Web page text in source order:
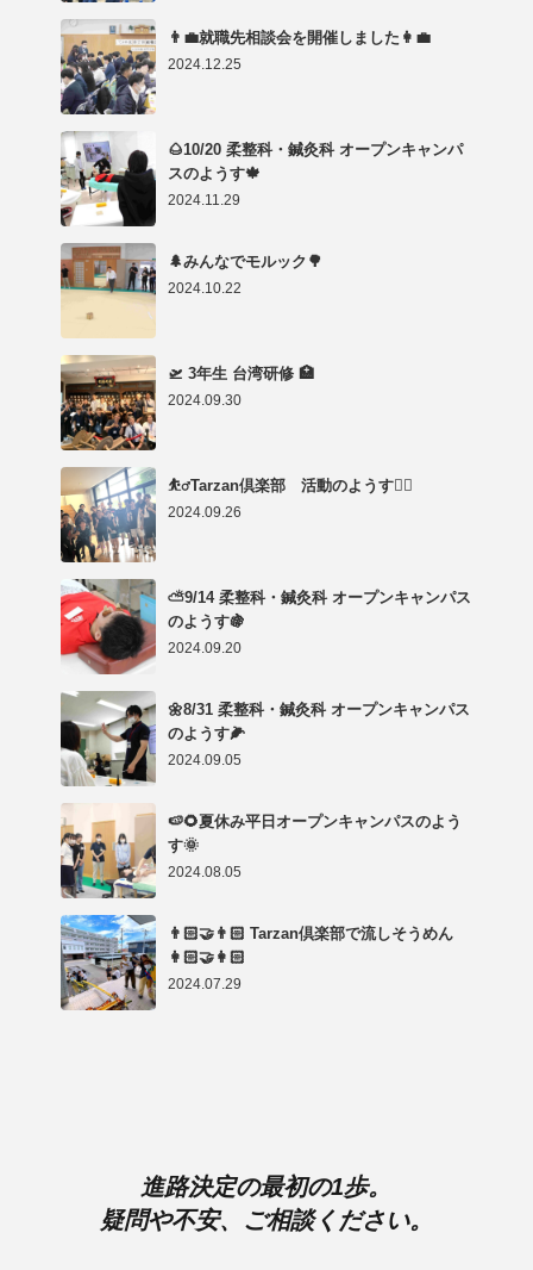
👨‍💼就職先相談会を開催しました👩‍💼
2024.12.25
🌰10/20 柔整科・鍼灸科 オープンキャンパ
スのようす🍁
2024.11.29
🌲みんなでモルック🌳
2024.10.22
🛫 3年生 台湾研修 🏥
2024.09.30
⛹️‍♂️Tarzan倶楽部 活動のようす🤸‍♂️
2024.09.26
⛅9/14 柔整科・鍼灸科 オープンキャンパス
のようす🍇
2024.09.20
🌼8/31 柔整科・鍼灸科 オープンキャンパス
のようす🌽
2024.09.05
🍉🌻夏休み平日オープンキャンパスのよう
す🌞
2024.08.05
👨🏻‍🤝‍👨🏻 Tarzan倶楽部で流しそうめん
👩🏻‍🤝‍👩🏻
2024.07.29
進路決定の最初の1歩。
疑問や不安、ご相談ください。